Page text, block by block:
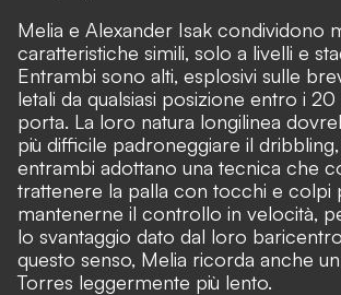
Melia e Alexander Isak condividono
caratteristiche simili, solo a livelli e
Entrambi sono alti, esplosivi sulle
letali da qualsiasi posizione entro i
porta. La loro natura longilinea
più difficile padroneggiare il
entrambi adottano una tecnica che
trattenere la palla con tocchi e colpi
mantenerne il controllo in velocità,
lo svantaggio dato dal loro
questo senso, Melia ricorda anche
Torres leggermente più lento.